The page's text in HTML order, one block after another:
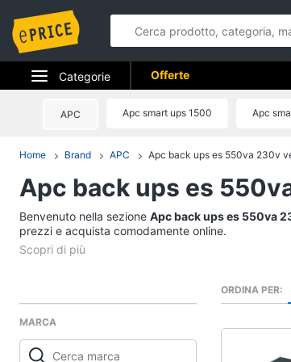
Categorie
Elettrodomestici
Telefonia
Tv e Home Cinema
Smart home
Offerte
APC Apc smart ups 1500 Apc
Home Brand APC Apc back ups es 550va 230v
Apc back ups es
Benvenuto nella sezione Apc back ups es 550va
prezzi e acquista comodamente online.
MARCA
ORDINA PER